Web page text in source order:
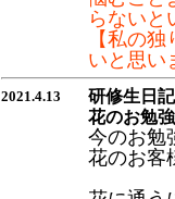
らないと
【私の
いと思い
2021.4.13
研修生日
花のお勉
今のお勉
花のお客